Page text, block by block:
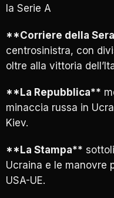
la Serie A
**Corriere della
centrosinistra, con
oltre alla vittoria
**La Repubblica**
minaccia russa in
Kiev.
**La Stampa**
Ucraina e le manovre
USA-UE.